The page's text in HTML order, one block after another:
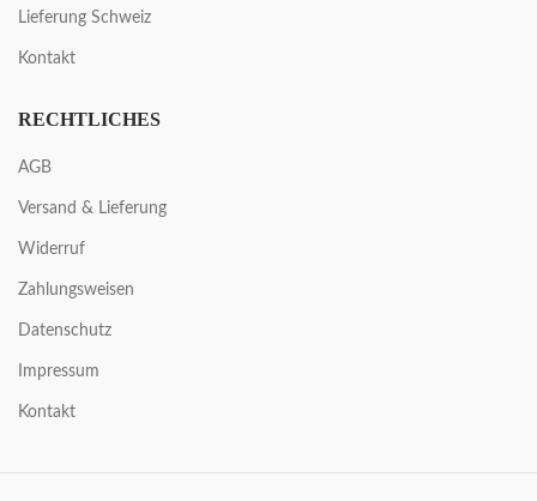
Lieferung Schweiz
Kontakt
RECHTLICHES
AGB
Versand & Lieferung
Widerruf
Zahlungsweisen
Datenschutz
Impressum
Kontakt